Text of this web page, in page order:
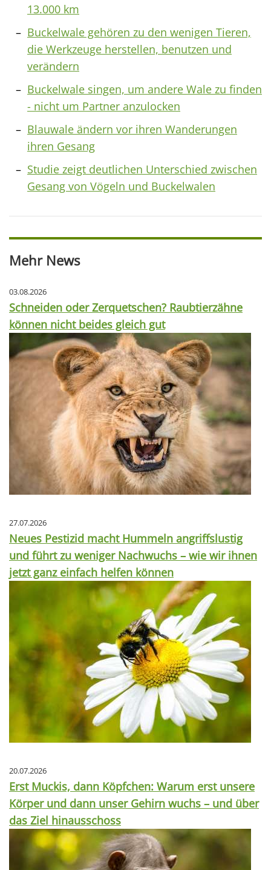
13.000 km
Buckelwale gehören zu den wenigen Tieren,
die Werkzeuge herstellen, benutzen und
verändern
Buckelwale singen, um andere Wale zu finden
- nicht um Partner anzulocken
Blauwale ändern vor ihren Wanderungen
ihren Gesang
Studie zeigt deutlichen Unterschied zwischen
Gesang von Vögeln und Buckelwalen
Mehr News
03.08.2026
Schneiden oder Zerquetschen? Raubtierzähne
können nicht beides gleich gut
27.07.2026
Neues Pestizid macht Hummeln angriffslustig
und führt zu weniger Nachwuchs – wie wir ihnen
jetzt ganz einfach helfen können
20.07.2026
Erst Muckis, dann Köpfchen: Warum erst unsere
Körper und dann unser Gehirn wuchs – und über
das Ziel hinausschoss